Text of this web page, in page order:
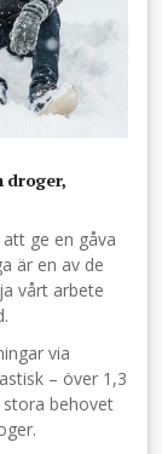
droger,
ge en gåva
är en av de
vårt arbete
via
– över 1,3
stora behovet